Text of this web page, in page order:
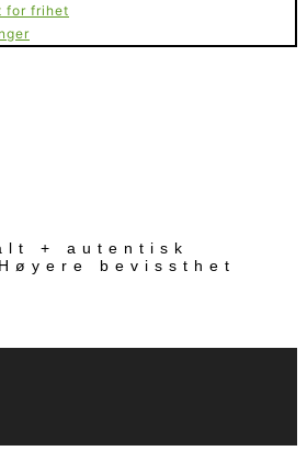
for frihet
+ autentisk
bevissthet